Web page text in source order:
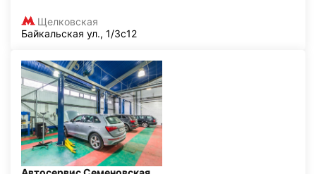
Щелковская
Байкальская ул., 1/3с12